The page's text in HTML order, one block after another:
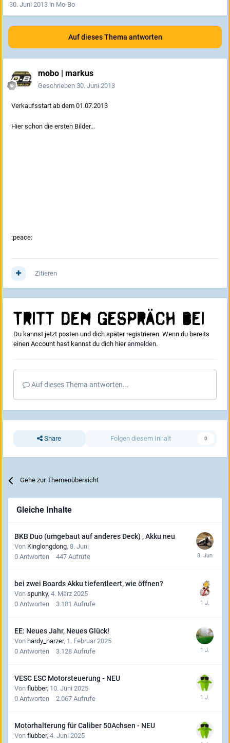
30. Juni 2013 in Mo-Bo
Auf dieses Thema antworten
mobo | markus
Geschrieben 30. Juni 2013
Verkaufsstart ab dem 01.07.2013
Hier schon die ersten Bilder...
:peace:
Zitieren
Tritt dem Gespräch bei
Du kannst jetzt posten und dich später registrieren. Wenn du bereits
einen Account hast kannst du dich hieranmelden.
Auf dieses Thema antworten...
Share Folgen diesem Inhalt 0
Gehe zur Themenübersicht
Gleiche Inhalte
BKB Duo (umgebaut auf anderes Deck) , Akku neu
Von Kinglongdong, 8. Juni
0 Antworten 447 Aufrufe
bei zwei Boards Akku tiefentleert, wie öffnen?
Von spunky, 4. März 2025
0 Antworten 3.181 Aufrufe
EE: Neues Jahr, Neues Glück!
Von hardy_harzer, 1. Februar 2025
0 Antworten 3.128 Aufrufe
VESC ESC Motorsteuerung - NEU
Von flubber, 10. Juni 2025
0 Antworten 2.067 Aufrufe
Motorhalterung für Caliber 50Achsen - NEU
Von flubber, 4. Juni 2025